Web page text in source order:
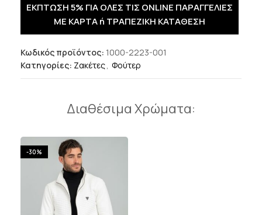
ΕΚΠΤΩΣΗ 5% ΓΙΑ ΟΛΕΣ ΤΙΣ ONLINE ΠΑΡΑΓΓΕΛΙΕΣ
ΜΕ ΚΑΡΤΑ ή ΤΡΑΠΕΖΙΚΗ ΚΑΤΑΘΕΣΗ
Κωδικός προϊόντος: 1000-2223-001
Κατηγορίες: Ζακέτες, Φούτερ
Διαθέσιμα Χρώματα:
-30%